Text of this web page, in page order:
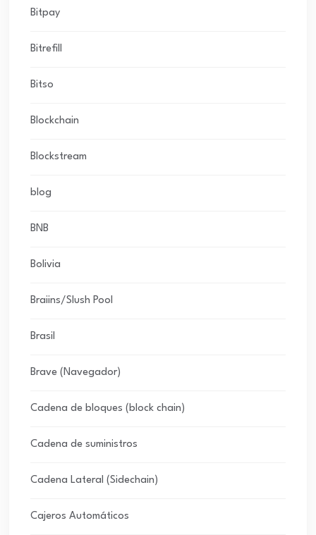
Bitpay
Bitrefill
Bitso
Blockchain
Blockstream
blog
BNB
Bolivia
Braiins/Slush Pool
Brasil
Brave (Navegador)
Cadena de bloques (block chain)
Cadena de suministros
Cadena Lateral (Sidechain)
Cajeros Automáticos